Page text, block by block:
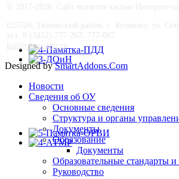
kul@obraz-tmr.ru
Designed bySmartAddons.Com
Новости
Сведения об ОУ
Основные сведения
Структура и органы
Документы
Образование
Документы
Образовательные стандарты и
Руководство